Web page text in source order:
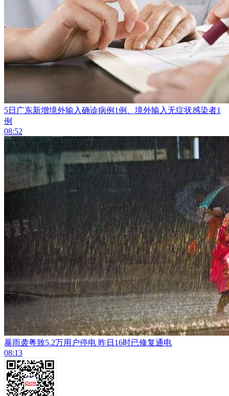
5日广东新增境外输入确诊病例1例、境外输入无症状感染者1
例
08:52
暴雨袭粤致5.2万用户停电 昨日16时已修复通电
08:13